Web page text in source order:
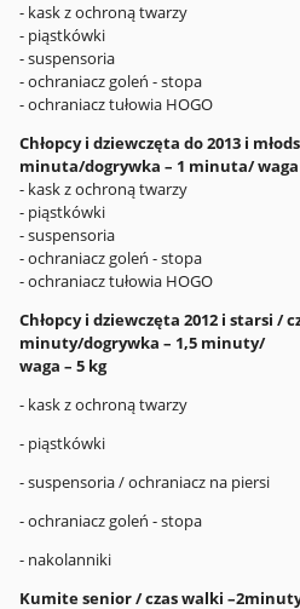
- kask z ochroną twarzy
- piąstkówki
- suspensoria
- ochraniacz goleń - stopa
- ochraniacz tułowia HOGO
Chłopcy i dziewczęta do 2013 i
minuta/dogrywka – 1 minuta/ waga
- kask z ochroną twarzy
- piąstkówki
- suspensoria
- ochraniacz goleń - stopa
- ochraniacz tułowia HOGO
Chłopcy i dziewczęta 2012 i starsi /
minuty/dogrywka – 1,5 minuty/
waga – 5 kg
- kask z ochroną twarzy
- piąstkówki
- suspensoria / ochraniacz na piersi
- ochraniacz goleń - stopa
- nakolanniki
Kumite senior / czas walki